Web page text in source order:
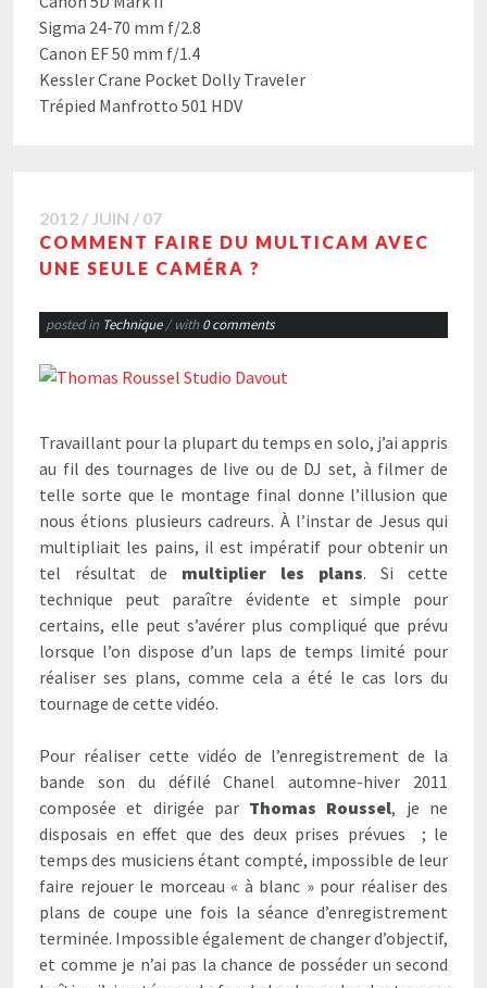
Sigma 24-70 mm f/2.8
Canon EF 50 mm f/1.4
Kessler Crane Pocket Dolly Traveler
Trépied Manfrotto 501 HDV
2012 / JUIN / 07
COMMENT FAIRE DU MULTICAM AVEC
UNE SEULE CAMÉRA ?
posted in Technique / with 0 comments
Travaillant pour la plupart du temps en solo, j’ai appris
au fil des tournages de live ou de DJ set, à filmer de
telle sorte que le montage final donne l’illusion que
nous étions plusieurs cadreurs. À l’instar de Jesus qui
multipliait les pains, il est impératif pour obtenir un
tel résultat de multiplier les plans. Si cette
technique peut paraître évidente et simple pour
certains, elle peut s’avérer plus compliqué que prévu
lorsque l’on dispose d’un laps de temps limité pour
réaliser ses plans, comme cela a été le cas lors du
tournage de cette vidéo.
Pour réaliser cette vidéo de l’enregistrement de la
bande son du défilé Chanel automne-hiver 2011
composée et dirigée par Thomas Roussel, je ne
disposais en effet que des deux prises prévues ; le
temps des musiciens étant compté, impossible de leur
faire rejouer le morceau « à blanc » pour réaliser des
plans de coupe une fois la séance d’enregistrement
terminée. Impossible également de changer d’objectif,
et comme je n’ai pas la chance de posséder un second